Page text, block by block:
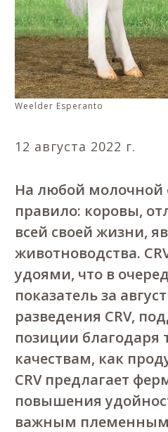
Weelder Esperanto
12 августа 2022 г.
На любой молочной
правило: коровы,
всей своей жизни,
животноводства.
удоями, что в
показатель за
разведения CRV,
позиции
качествам, как
CRV предлагает
повышения
важным племенным